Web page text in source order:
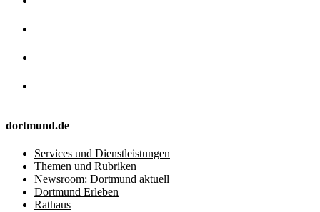
dortmund.de
Services und Dienstleistungen
Themen und Rubriken
Newsroom: Dortmund aktuell
Dortmund Erleben
Rathaus